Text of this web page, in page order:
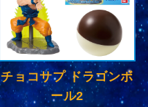
チョコサプ ドラゴンボ
ール2